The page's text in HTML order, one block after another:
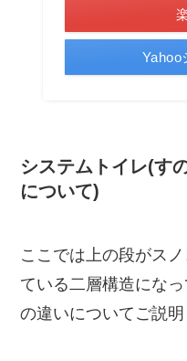
Yahoo
システムトイレ(す
について)
ここでは上の段がス
ている二層構造にな
の違いについてご説明